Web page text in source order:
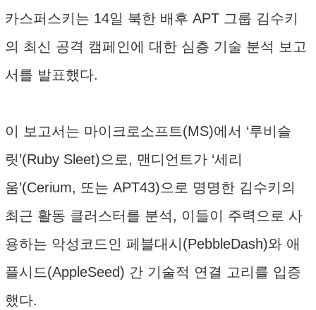
카스퍼스키는 14일 북한 배후 APT 그룹 김수키
의 최신 공격 캠페인에 대한 심층 기술 분석 보고
서를 발표했다.
이 보고서는 마이크로소프트(MS)에서 ‘루비슬
릿’(Ruby Sleet)으로, 맨디언트가 ‘세리
움’(Cerium, 또는 APT43)으로 명명한 김수키의
최근 활동 클러스터를 분석, 이들이 주력으로 사
용하는 악성코드인 페블대시(PebbleDash)와 애
플시드(AppleSeed) 간 기술적 연결 고리를 입증
했다.